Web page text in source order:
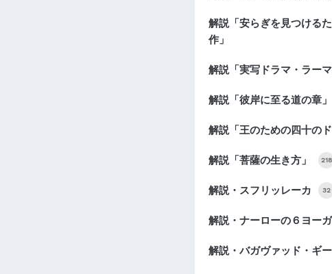
解説「安らぎを見つける
作」
解説「実写ドラマ・ラーマ
解説「彼岸に至る道の章」
解説「王のための四十のド
解説「菩薩の生き方」 218
解説・スフリッレーカ 32
解説・ナーローの６ヨーガ
解説・バガヴァッド・ギ